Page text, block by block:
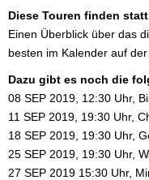
Diese Touren finden
Einen Überblick über das
besten im Kalender auf
Dazu gibt es noch die
08 SEP 2019, 12:30 Uhr,
11 SEP 2019, 19:30 Uhr,
18 SEP 2019, 19:30 Uhr,
25 SEP 2019, 19:30 Uhr,
27 SEP 2019 15:30 Uhr,